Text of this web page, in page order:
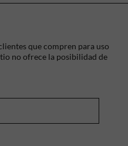
que compren para uso
no ofrece la posibilidad de